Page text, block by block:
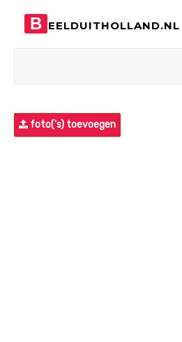
B EELDUITHOLLAND.NL
foto('s) toevoegen